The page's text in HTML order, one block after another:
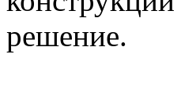
решение.